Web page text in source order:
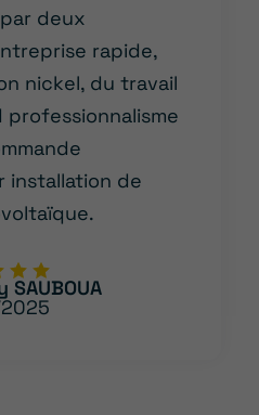
deux
rapide,
nickel, du travail
professionnalisme
installation de
SAUBOUA